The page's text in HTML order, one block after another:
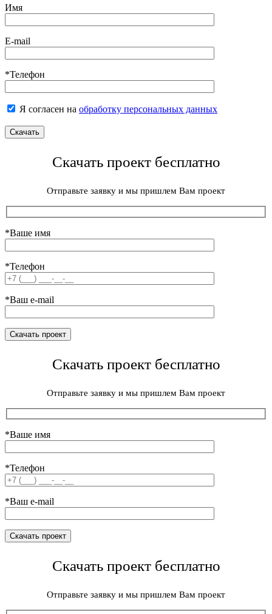
Имя
E-mail
*Телефон
Я согласен на обработку персональных данных
Скачать проект бесплатно
Отправьте заявку и мы пришлем Вам проект
*Ваше имя
*Телефон
*Ваш e-mail
Скачать проект бесплатно
Отправьте заявку и мы пришлем Вам проект
*Ваше имя
*Телефон
*Ваш e-mail
Скачать проект бесплатно
Отправьте заявку и мы пришлем Вам проект